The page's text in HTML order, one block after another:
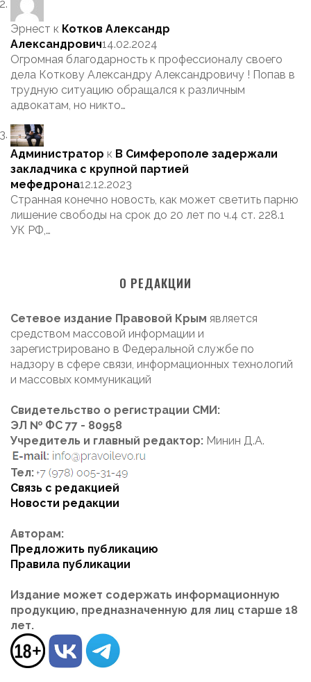
Эрнест к Котков Александр
Александрович14.02.2024
Огромная благодарность к профессионалу своего
дела Коткову Александру Александровичу ! Попав в
трудную ситуацию обращался к различным
адвокатам, но никто…
Администратор к В Симферополе задержали
закладчика с крупной партией
мефедрона12.12.2023
Странная конечно новость, как может светить парню
лишение свободы на срок до 20 лет по ч.4 ст. 228.1
УК РФ,…
О РЕДАКЦИИ
Сетевое издание Правовой Крым является
средством массовой информации и
зарегистрировано в Федеральной службе по
надзору в сфере связи, информационных технологий
и массовых коммуникаций
Свидетельство о регистрации СМИ:
ЭЛ № ФС 77 - 80958
Учредитель и главный редактор: Минин Д.А.
Тел:
Связь с редакцией
Новости редакции
Авторам:
Предложить публикацию
Правила публикации
Издание может содержать информационную
продукцию, предназначенную для лиц старше 18
лет.